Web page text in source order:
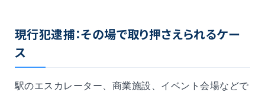
現行犯逮捕：その場で取り押さえられるケー
ス
駅のエスカレーター、商業施設、イベント会場などで